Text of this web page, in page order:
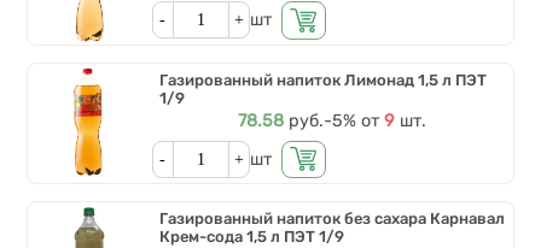
Кол-во
шт
Газированный напиток Лимонад 1,5 л ПЭТ
1/9
Цена
78.58 руб.Скидки от количества
-5% от9 шт.
Кол-во
шт
Газированный напиток без сахара Карнавал
Крем-сода 1,5 л ПЭТ 1/9